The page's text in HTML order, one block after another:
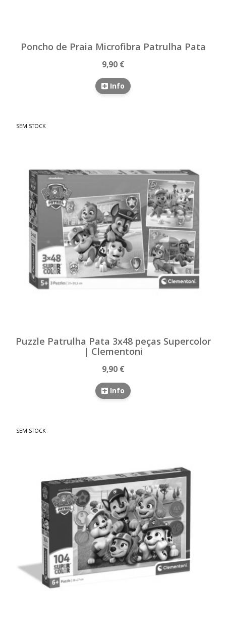
Poncho de Praia Microfibra Patrulha Pata
9,90 €
Info
SEM STOCK
Puzzle Patrulha Pata 3x48 peças Supercolor
| Clementoni
9,90 €
Info
SEM STOCK